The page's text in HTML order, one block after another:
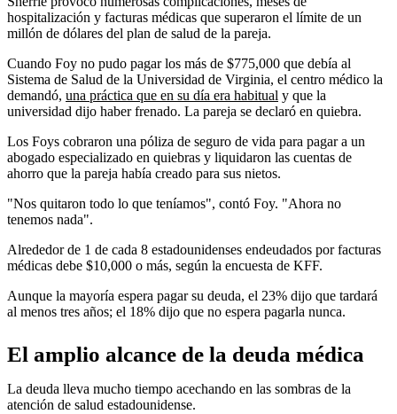
hospitalización y facturas médicas que superaron el límite de un
millón de dólares del plan de salud de la pareja.
Cuando Foy no pudo pagar los más de $775,000 que debía al
Sistema de Salud de la Universidad de Virginia, el centro médico la
demandó, una práctica que en su día era habitual y que la
universidad dijo haber frenado. La pareja se declaró en quiebra.
Los Foys cobraron una póliza de seguro de vida para pagar a un
abogado especializado en quiebras y liquidaron las cuentas de
ahorro que la pareja había creado para sus nietos.
"Nos quitaron todo lo que teníamos", contó Foy. "Ahora no
tenemos nada".
Alrededor de 1 de cada 8 estadounidenses endeudados por facturas
médicas debe $10,000 o más, según la encuesta de KFF.
Aunque la mayoría espera pagar su deuda, el 23% dijo que tardará
al menos tres años; el 18% dijo que no espera pagarla nunca.
El amplio alcance de la deuda médica
La deuda lleva mucho tiempo acechando en las sombras de la
atención de salud estadounidense.